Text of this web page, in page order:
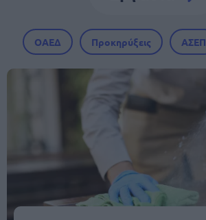
ΟΑΕΔ Προκηρύξεις ΑΣΕΠ